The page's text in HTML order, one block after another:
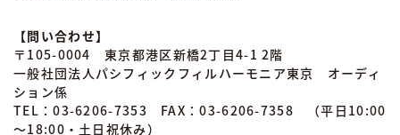
【問い合わせ】
〒105-0004 東京都港区新橋2丁目4-1 2階
一般社団法人パシフィックフィルハーモニア東京 オーディ
ション係
TEL：03-6206-7353 FAX：03-6206-7358 （平日10:00
～18:00・土日祝休み）